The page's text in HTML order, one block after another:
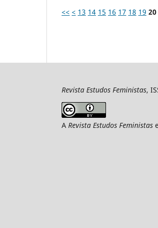
<< < 13 14 15 16 17 18 19 20
Revista Estudos Feministas,
A Revista Estudos Feministas